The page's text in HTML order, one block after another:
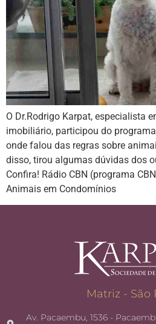
O Dr.Rodrigo Karpat, especialista
imobiliário, participou do
onde falou das regras sobre
disso, tirou algumas dúvidas dos
Confira! Rádio CBN (programa
Animais em Condomínios
Matriz - São
Av. Pacaembu, 1536 -